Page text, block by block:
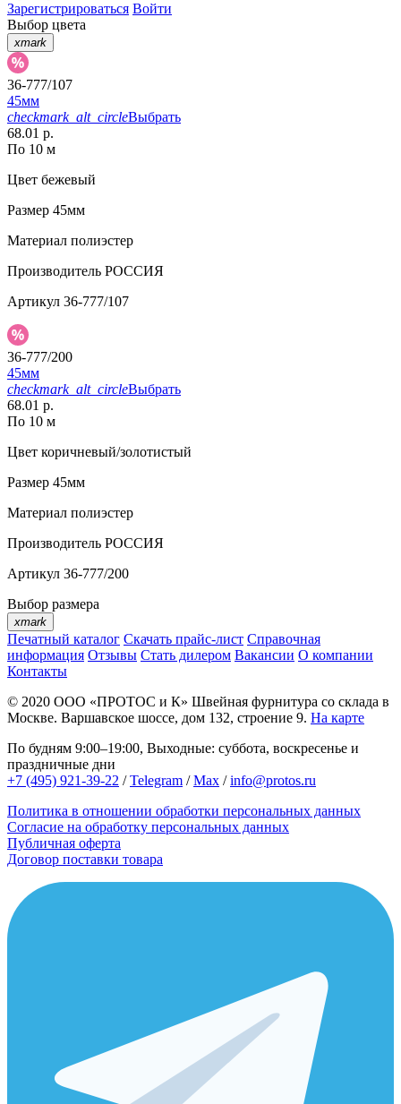
Зарегистрироваться Войти
Выбор цвета
xmark
36-777/107
45мм
checkmark_alt_circleВыбрать
68.01 р.
По 10 м
Цвет бежевый
Размер 45мм
Материал полиэстер
Производитель РОССИЯ
Артикул 36-777/107
36-777/200
45мм
checkmark_alt_circleВыбрать
68.01 р.
По 10 м
Цвет коричневый/золотистый
Размер 45мм
Материал полиэстер
Производитель РОССИЯ
Артикул 36-777/200
Выбор размера
xmark
Печатный каталог Скачать прайс-лист Справочная
информация Отзывы Стать дилером Вакансии О компании
Контакты
© 2020 ООО «ПРОТОС и К» Швейная фурнитура со склада в
Москве. Варшавское шоссе, дом 132, строение 9. На карте
По будням 9:00–19:00, Выходные: суббота, воскресенье и
праздничные дни
+7 (495) 921-39-22 /Telegram /Max /info@protos.ru
Политика в отношении обработки персональных данных
Согласие на обработку персональных данных
Публичная оферта
Договор поставки товара